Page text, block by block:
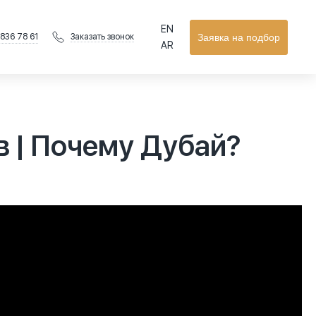
78 61 Заказать звонок Заявка на подбор
EN
AR
| Почему Дубай?